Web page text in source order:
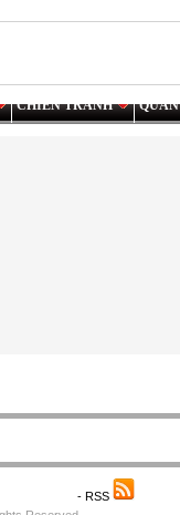
CHIẾN TRANH
- RSS